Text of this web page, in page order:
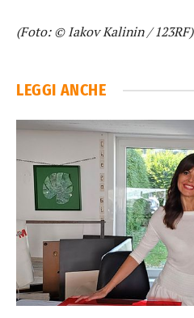
(Foto: © Iakov Kalinin / 123RF)
LEGGI ANCHE